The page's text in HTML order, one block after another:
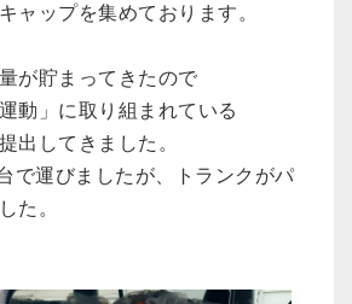
ャップを集めております。
が貯まってきたので
動」に取り組まれている
出してきました。
で運びましたが、トランクがパ
た。